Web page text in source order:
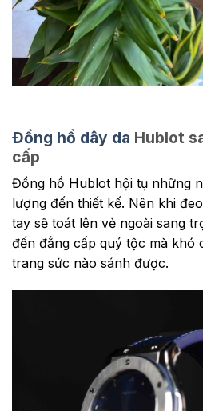
Đồng hồ dây da Hublot
cấp
Đồng hồ Hublot hội tụ những
lượng đến thiết kế. Nên khi
tay sẽ toát lên vẻ ngoài sang
đến đẳng cấp quý tộc mà khó
trang sức nào sánh được.